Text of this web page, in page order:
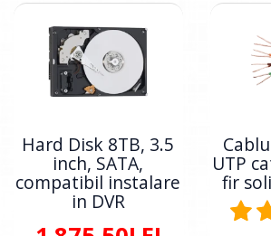
Hard Disk 8TB, 3.5
inch, SATA,
compatibil instalare
in DVR
UTP
fir